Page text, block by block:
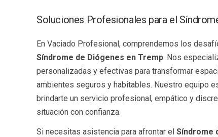
Soluciones Profesionales para el
En Vaciado Profesional, comprendemos los
Síndrome de Diógenes en Tremp. Nos
personalizadas y efectivas para transformar
ambientes seguros y habitables. Nuestro equipo
brindarte un servicio profesional, empático y
situación con confianza.
Si necesitas asistencia para afrontar el Síndrome